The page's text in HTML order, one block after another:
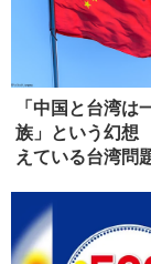
「中国と台湾は
族」という幻
えている台湾問